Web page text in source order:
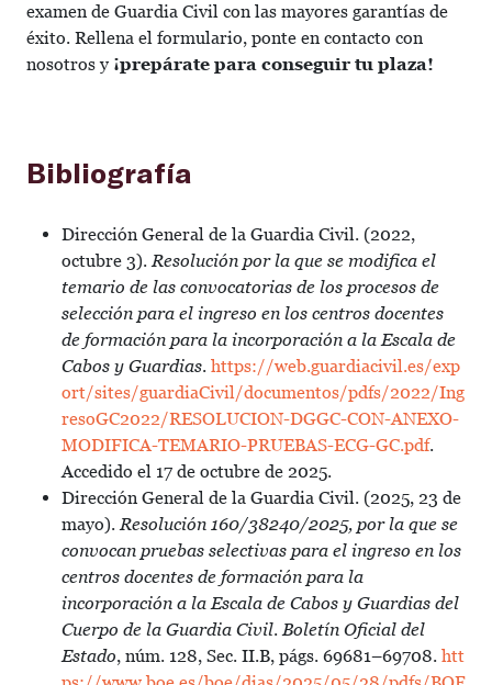
examen de Guardia Civil con las mayores garantías de
éxito. Rellena el formulario, ponte en contacto con
nosotros y ¡prepárate para conseguir tu plaza!
Bibliografía
Dirección General de la Guardia Civil. (2022,
octubre 3).Resolución por la que se modifica el
temario de las convocatorias de los procesos de
selección para el ingreso en los centros docentes
de formación para la incorporación a la Escala de
Cabos y Guardias. https://web.guardiacivil.es/exp
ort/sites/guardiaCivil/documentos/pdfs/2022/Ing
resoGC2022/RESOLUCION-DGGC-CON-ANEXO-
MODIFICA-TEMARIO-PRUEBAS-ECG-GC.pdf.
Accedido el 17 de octubre de 2025.
Dirección General de la Guardia Civil. (2025, 23 de
mayo).Resolución 160/38240/2025, por la que se
convocan pruebas selectivas para el ingreso en los
centros docentes de formación para la
incorporación a la Escala de Cabos y Guardias del
Cuerpo de la Guardia Civil. Boletín Oficial del
Estado, núm. 128, Sec. II.B, págs. 69681–69708. htt